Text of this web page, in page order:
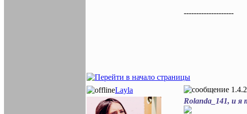
--------------------
Layla
Rolanda_141, и я